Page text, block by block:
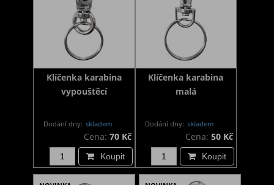
Klíčenka karabina
vypouštěcí
Dodání dny: skladem
Cena: 70 Kč
Koupit
Klíčenka karabina
malá
Dodání dny: skladem
Cena:50 Kč
Koupit